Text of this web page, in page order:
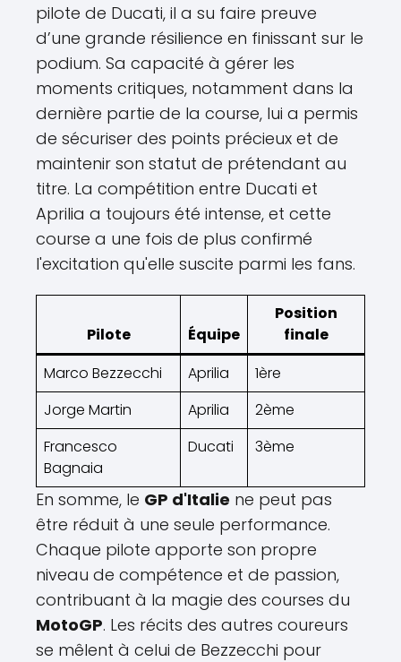
pilote de Ducati, il a su faire preuve
d’une grande résilience en finissant sur le
podium. Sa capacité à gérer les
moments critiques, notamment dans la
dernière partie de la course, lui a permis
de sécuriser des points précieux et de
maintenir son statut de prétendant au
titre. La compétition entre Ducati et
Aprilia a toujours été intense, et cette
course a une fois de plus confirmé
l'excitation qu'elle suscite parmi les fans.
Pilote Équipe
Position
finale
Marco Bezzecchi
Aprilia
1ère
Jorge Martin
Aprilia
2ème
Francesco
Bagnaia
Ducati 3ème
En somme, le GP d'Italie ne peut pas
être réduit à une seule performance.
Chaque pilote apporte son propre
niveau de compétence et de passion,
contribuant à la magie des courses du
MotoGP. Les récits des autres coureurs
se mêlent à celui de Bezzecchi pour